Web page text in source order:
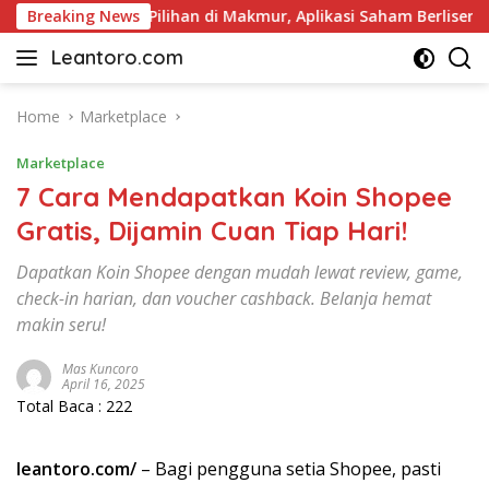
Skip
to
content
Breaking News
Pariwisata Pilihan di Makmur, Aplikasi Saham Berlisensi OJK
Leantoro.com
Jasa
Artikel,
dan
Digital
Marketing
–
Cerita,
Membangun
Citra
Home Marketplace
Marketplace
7 Cara Mendapatkan Koin Shopee
Gratis, Dijamin Cuan Tiap Hari!
Dapatkan Koin Shopee dengan mudah lewat review, game,
check-in harian, dan voucher cashback. Belanja hemat
makin seru!
Mas Kuncoro
April 16, 2025
Total Baca : 222
leantoro.com/ – Bagi pengguna setia Shopee, pasti